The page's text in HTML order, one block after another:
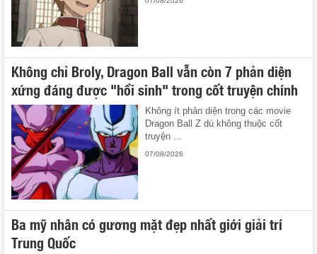
Không chỉ Broly, Dragon Ball vẫn còn 7 phản diện
xứng đáng được "hồi sinh" trong cốt truyện chính
Không ít phản diện trong các movie
Dragon Ball Z dù không thuộc cốt
truyện ...
07/08/2026
Ba mỹ nhân có gương mặt đẹp nhất giới giải trí
Trung Quốc